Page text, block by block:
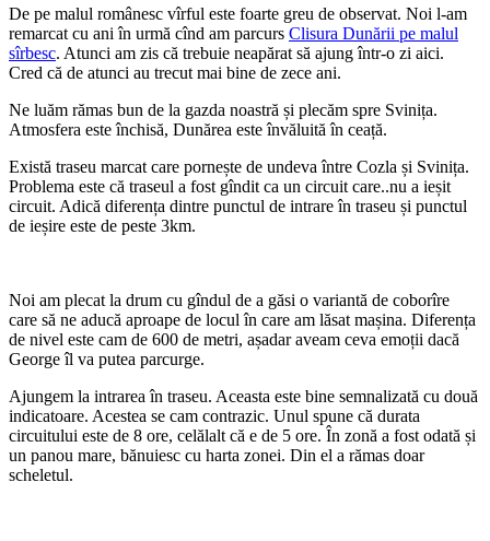
De pe malul românesc vîrful este foarte greu de observat. Noi l-am
remarcat cu ani în urmă cînd am parcurs Clisura Dunării pe malul
sîrbesc. Atunci am zis că trebuie neapărat să ajung într-o zi aici.
Cred că de atunci au trecut mai bine de zece ani.
Ne luăm rămas bun de la gazda noastră și plecăm spre Svinița.
Atmosfera este închisă, Dunărea este învăluită în ceață.
Există traseu marcat care pornește de undeva între Cozla și Svinița.
Problema este că traseul a fost gîndit ca un circuit care..nu a ieșit
circuit. Adică diferența dintre punctul de intrare în traseu și punctul
de ieșire este de peste 3km.
Noi am plecat la drum cu gîndul de a găsi o variantă de coborîre
care să ne aducă aproape de locul în care am lăsat mașina. Diferența
de nivel este cam de 600 de metri, așadar aveam ceva emoții dacă
George îl va putea parcurge.
Ajungem la intrarea în traseu. Aceasta este bine semnalizată cu două
indicatoare. Acestea se cam contrazic. Unul spune că durata
circuitului este de 8 ore, celălalt că e de 5 ore. În zonă a fost odată și
un panou mare, bănuiesc cu harta zonei. Din el a rămas doar
scheletul.